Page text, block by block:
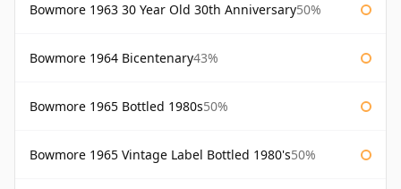
Bowmore 1963 30 Year Old 30th Anniversary50%
Bowmore 1964 Bicentenary43%
Bowmore 1965 Bottled 1980s50%
Bowmore 1965 Vintage Label Bottled 1980's50%